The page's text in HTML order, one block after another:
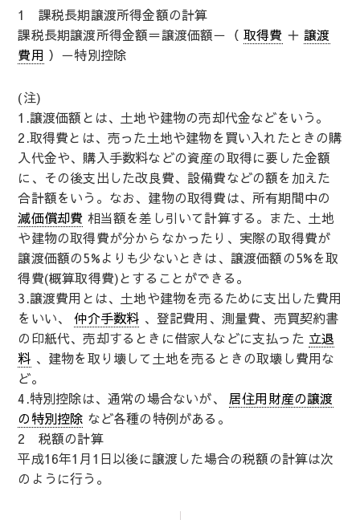
1 課税長期譲渡所得金額の計算
課税長期譲渡所得金額＝譲渡価額－（取得費 ＋ 譲渡
費用 ）－特別控除
(注)
1.譲渡価額とは、土地や建物の売却代金などをいう。
2.取得費とは、売った土地や建物を買い入れたときの購
入代金や、購入手数料などの資産の取得に要した金額
に、その後支出した改良費、設備費などの額を加えた
合計額をいう。なお、建物の取得費は、所有期間中の
減価償却費 相当額を差し引いて計算する。また、土地
や建物の取得費が分からなかったり、実際の取得費が
譲渡価額の5%よりも少ないときは、譲渡価額の5%を取
得費(概算取得費)とすることができる。
3.譲渡費用とは、土地や建物を売るために支出した費用
をいい、仲介手数料 、登記費用、測量費、売買契約書
の印紙代、売却するときに借家人などに支払った 立退
料 、建物を取り壊して土地を売るときの取壊し費用な
ど。
4.特別控除は、通常の場合ないが、 居住用財産の譲渡
の特別控除 など各種の特例がある。
2 税額の計算
平成16年1月1日以後に譲渡した場合の税額の計算は次
のように行う。